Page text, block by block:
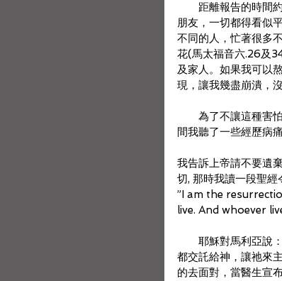
距離報告的時間約
朋友，一切都得看似
不同的人，忙著很多
花(馬太福音六.26及
及家人。如果我可以
現，讓我幾盡崩潰，
為了不讓這種害怕
間我聽了一些經歷病
我告訴上帝請不要遺
切, 那時我讀一段聖
”I am the
live. And whoever
耶穌對馬利亞說：
都交託給神，讓祂來
的去面對，當醫生宣